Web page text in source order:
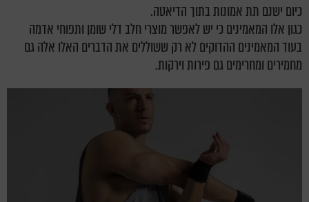
כיום ישנם תת אמונות בתוך הדיאטה.
כגון אלו המאמינים כי יש לאפשר מוצרי חלב דלי שומן ותפוחי אדמה
בעוד המאמינים ההדוקים לא רק ששוללים את הדברים האלו אלה גם
מחמירים ומחרימים גם פירות וירקות.